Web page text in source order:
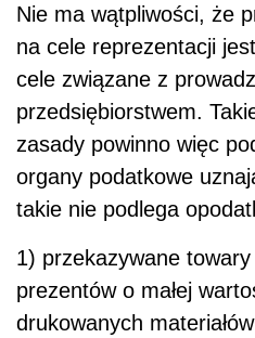
Nie ma wątpliwości, że
na cele reprezentacji
cele związane z
przedsiębiorstwem.
zasady powinno więc
organy podatkowe
takie nie podlega
1) przekazywane
prezentów o małej
drukowanych